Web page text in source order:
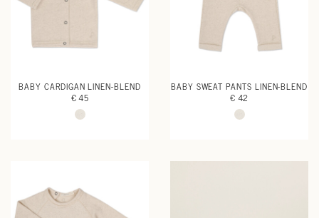
BABY CARDIGAN LINEN-BLEND
€ 45
BABY SWEAT PANTS LINEN-BLEND
€ 42